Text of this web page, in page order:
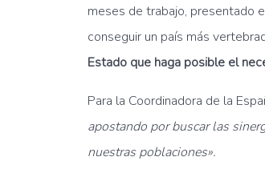
meses de trabajo, presentado
conseguir un país más
Estado que haga posible el
Para la Coordinadora de la
apostando por buscar las
nuestras poblaciones».